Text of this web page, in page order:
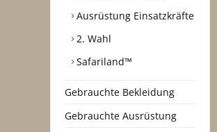
Ausrüstung Einsatzkräfte
2. Wahl
Safariland™
Gebrauchte Bekleidung
Gebrauchte Ausrüstung